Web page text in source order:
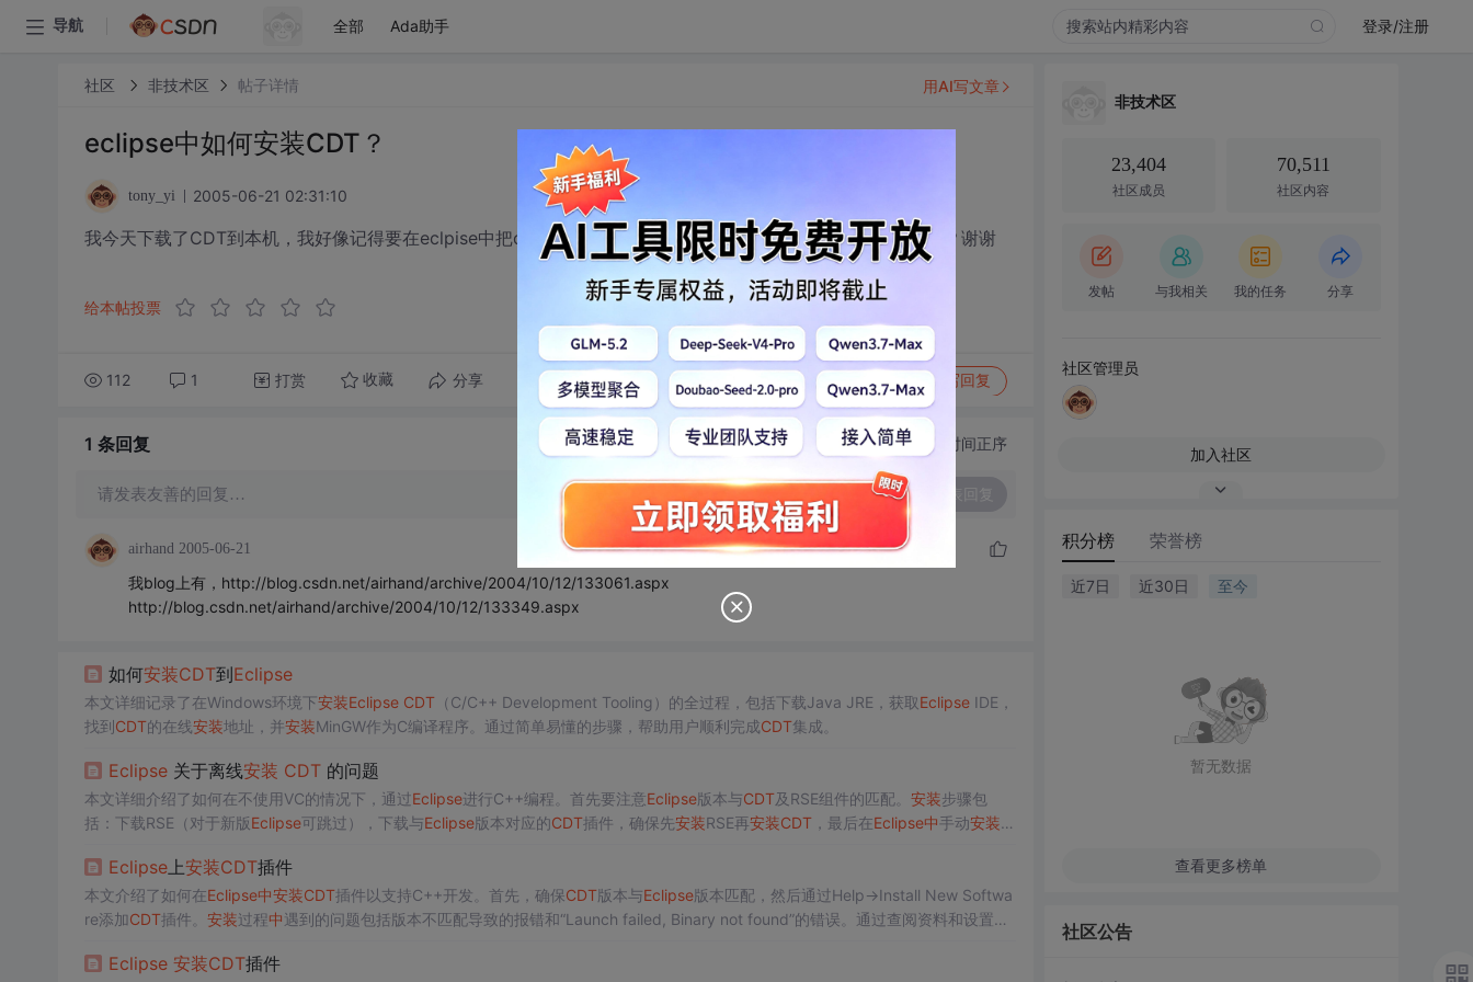
导航 全部 Ada助手 登录/注册
社区 非技术区 帖子详情
eclipse中如何安装CDT？
tony_yi 2005-06-21 02:31:10
我今天下载了CDT到本机，我好像记得要在eclpise中把cdt安进去要建立一个本地站点，但是具体是怎么做的呢？谢谢
给本帖投票
112 1 打赏 收藏 分享 转发到动态 举报 写回复
用AI写文章
1 条回复 切换为时间正序
请发表友善的回复…
airhand 2005-06-21
我blog上有，http://blog.csdn.net/airhand/archive/2004/10/12/133061.aspx
http://blog.csdn.net/airhand/archive/2004/10/12/133349.aspx
如何安装CDT到Eclipse
本文详细记录了在Windows环境下安装Eclipse CDT（C/C++ Development Tooling）的全过程，包括下载Java JRE，获取EclipseIDE，
找到CDT的在线安装地址，并安装MinGW作为C编译程序。通过简单易懂的步骤，帮助用户顺利完成CDT集成。
Eclipse关于离线安装 CDT的问题
本文详细介绍了如何在不使用VC的情况下，通过Eclipse进行C++编程。首先要注意Eclipse版本与CDT及RSE组件的匹配。 安装步骤包
括：下载RSE（对于新版Eclipse可跳过），下载与Eclipse版本对应的CDT插件，确保先安装RSE再安装CDT，最后在Eclipse中手动安装 C
Eclipse上安装CDT插件
本文介绍了如何在Eclipse中安装CDT插件以支持C++开发。首先，确保CDT版本与Eclipse版本匹配，然后通过Help->Install New Softwa
re添加CDT插件。 安装过程中遇到的问题包括版本不匹配导致的报错和“Launch failed, Binary not found”的错误。通过查阅资料和设置，
术', '软件开发']
Eclipse 安装CDT插件
非技术区
23,404
社区成员
70,511
社区内容
发帖 与我相关 我的任务 分享
社区管理员
加入社区
积分榜 荣誉榜
近7日 近30日 至今
暂无数据
查看更多榜单
社区公告